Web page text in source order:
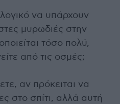
να υπάρχουν
μυρωδιές στην
τόσο πολύ,
από τις οσμές;
αν πρόκειται να
στο σπίτι, αλλά αυτή